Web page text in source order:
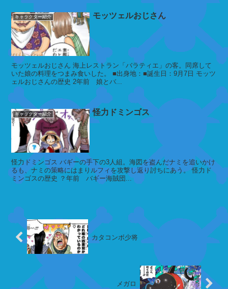
ド
ス
ン
ダ
ル
マ
カ
サ
ゴ
キャラクター紹介 モッツェルおじさん
モッツェルおじさん 海上レストラン「バラティエ」の客。同席して
いた娘の料理をつまみ食いした。 ■出身地：■誕生日：9月7日 モッツ
ェルおじさんの歴史 2年前 娘とバ...
キャラクター紹介 怪力ドミンゴス
怪力ドミンゴス バギーの手下の3人組。海図を盗んだナミを追いかけ
るも、ナミの策略にはまりルフィを攻撃し返り討ちにあう。 怪力ド
ミンゴスの歴史 ？年前 バギー海賊団...
カタコンボ少将
メガロ